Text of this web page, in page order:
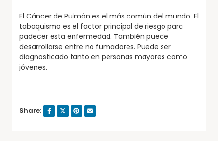
El Cáncer de Pulmón es el más común del mundo. El
tabaquismo es el factor principal de riesgo para
padecer esta enfermedad. También puede
desarrollarse entre no fumadores. Puede ser
diagnosticado tanto en personas mayores como
jóvenes.
Share: